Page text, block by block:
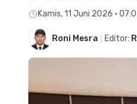
Kamis, 11 Juni 2026 •
Roni Mesra Editor: